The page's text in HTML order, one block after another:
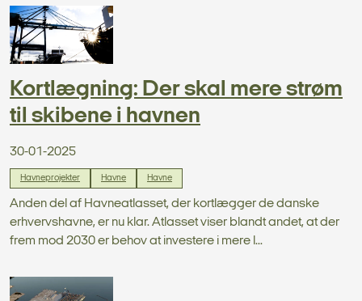
Kortlægning: Der skal mere strøm
til skibene i havnen
30-01-2025
Havneprojekter Havne Havne
Anden del af Havneatlasset, der kortlægger de danske
erhvervshavne, er nu klar. Atlasset viser blandt andet, at der
frem mod 2030 er behov at investere i mere l...